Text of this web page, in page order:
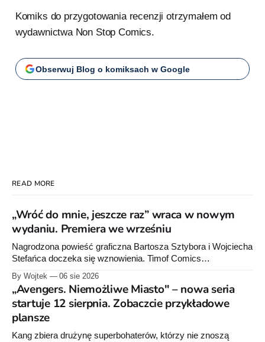
Komiks do przygotowania recenzji otrzymałem od
wydawnictwa Non Stop Comics.
Obserwuj Blog o komiksach w Google
READ MORE
„Wróć do mnie, jeszcze raz” wraca w nowym
wydaniu. Premiera we wrześniu
Nagrodzona powieść graficzna Bartosza Sztybora i Wojciecha
Stefańca doczeka się wznowienia. Timof Comics
przygotowuje nową edycję albumu „Wróć do mnie, jeszcze
raz”, którego pierwsze wydanie ukazało się w 2015 roku.
By Wojtek 06 sie 2026
„Avengers. Niemożliwe Miasto" – nowa seria
startuje 12 sierpnia. Zobaczcie przykładowe
plansze
Kang zbiera drużynę superbohaterów, którzy nie znoszą